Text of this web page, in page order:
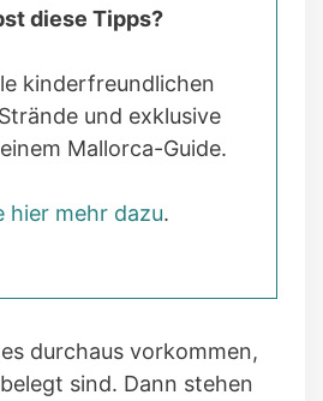
diese Tipps?
kinderfreundlichen
und exklusive
Mallorca-Guide.
hier mehr dazu.
durchaus vorkommen,
sind. Dann stehen